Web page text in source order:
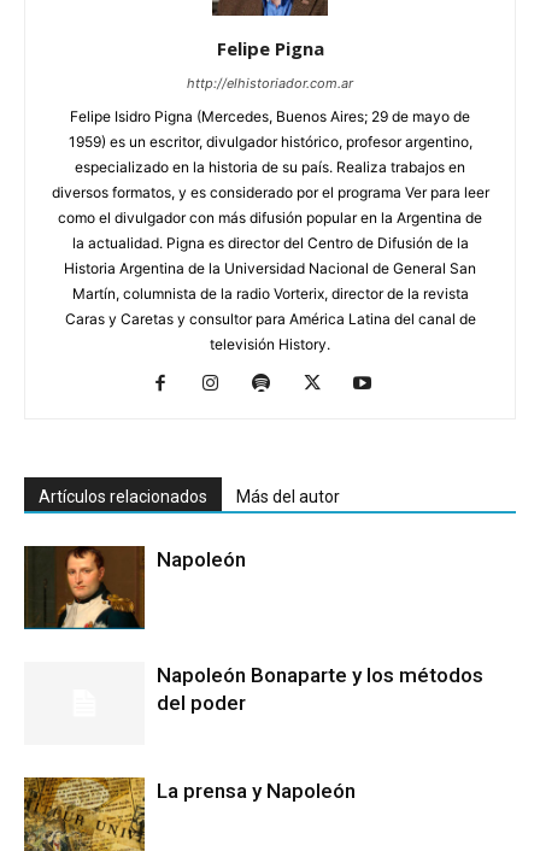
Felipe Pigna
http://elhistoriador.com.ar
Felipe Isidro Pigna (Mercedes, Buenos Aires; 29 de mayo de
1959) es un escritor, divulgador histórico, profesor argentino,
especializado en la historia de su país. Realiza trabajos en
diversos formatos, y es considerado por el programa Ver para leer
como el divulgador con más difusión popular en la Argentina de
la actualidad. Pigna es director del Centro de Difusión de la
Historia Argentina de la Universidad Nacional de General San
Martín, columnista de la radio Vorterix, director de la revista
Caras y Caretas y consultor para América Latina del canal de
televisión History.
Artículos relacionados Más del autor
Napoleón
Napoleón Bonaparte y los métodos
del poder
La prensa y Napoleón